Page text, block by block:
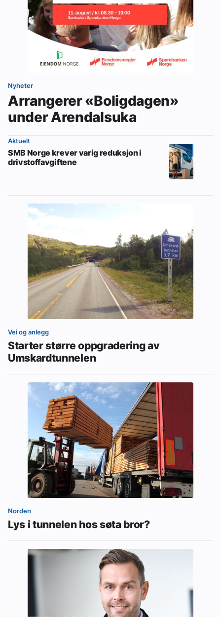
Nyheter
Arrangerer «Boligdagen»
under Arendalsuka
Aktuelt
SMB Norge krever varig reduksjon i
drivstoffavgiftene
Vei og anlegg
Starter større oppgradering av
Umskardtunnelen
Norden
Lys i tunnelen hos søta bror?